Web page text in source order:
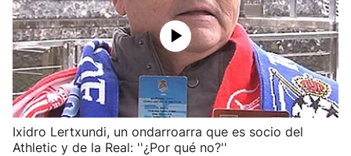
Herri-kirolak
Balonmano
Kirolak 360
Ixidro Lertxundi, un ondarroarra que es socio del
Athletic y de la Real: ''¿Por qué no?''